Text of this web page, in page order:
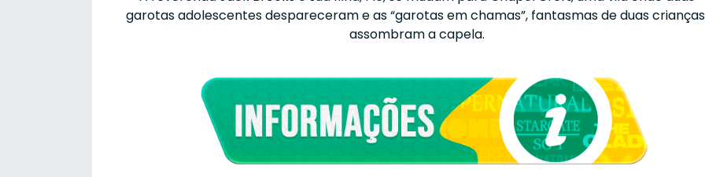
garotas adolescentes despareceram e as “garotas em chamas”, fantasmas de duas
assombram a capela.